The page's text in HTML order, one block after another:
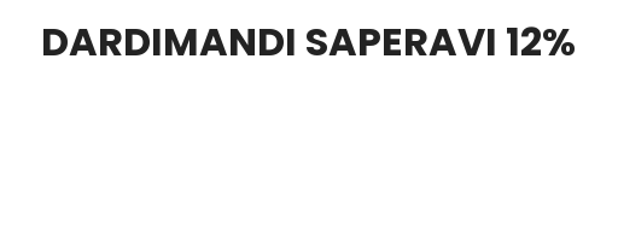
DARDIMANDI SAPERAVI 12%